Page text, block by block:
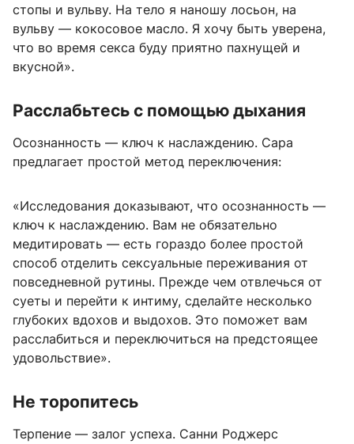
стопы и вульву. На тело я наношу лосьон, на
вульву — кокосовое масло. Я хочу быть уверена,
что во время секса буду приятно пахнущей и
вкусной».
Расслабьтесь с помощью дыхания
Осознанность — ключ к наслаждению. Сара
предлагает простой метод переключения:
«Исследования доказывают, что осознанность —
ключ к наслаждению. Вам не обязательно
медитировать — есть гораздо более простой
способ отделить сексуальные переживания от
повседневной рутины. Прежде чем отвлечься от
суеты и перейти к интиму, сделайте несколько
глубоких вдохов и выдохов. Это поможет вам
расслабиться и переключиться на предстоящее
удовольствие».
Не торопитесь
Терпение — залог успеха. Санни Роджерс